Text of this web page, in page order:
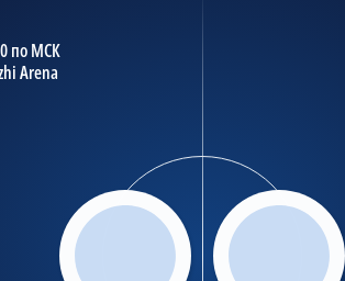
по МСК
Arena